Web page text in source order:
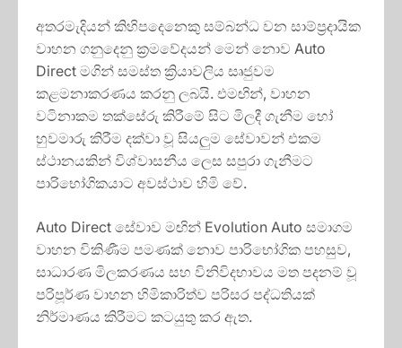
අතරමැදියන් කිහිපදෙනෙකු සම්බන්ධ වන සාම්ප්‍රදායික
වාහන ගනුදෙනු ක්‍රමවේදයන් මෙන් නොව Auto
Direct මගින් සමස්ත ක්‍රියාවලිය සෘජුවම
කළමනාකරණය කරනු ලබයි. එමඟින්, වාහන
වටිනාකම තක්සේරු කිරීමේ සිට මිලදී ගැනීම හෝ
හුවමාරු කිරීම දක්වා වූ සියලුම සේවාවන් එකම
ස්ථානයකින් විශ්වාසනීය ලෙස සපුරා ගැනීමට
පාරිභෝගිකයාට අවස්ථාව හිමි වේ.
Auto Direct සේවාව මඟින් Evolution Auto සමාගම
වාහන විකිණීම පමණක් නොව පාරිභෝගික පහසුව,
සාධාරණ මිලකරණය සහ විනිවිදභාවය මත පදනම් වූ
පරිපූර්ණ වාහන හිමිකාරිත්ව පරිසර පද්ධතියක්
නිර්මාණය කිරීමට කටයුතු කර ඇත.